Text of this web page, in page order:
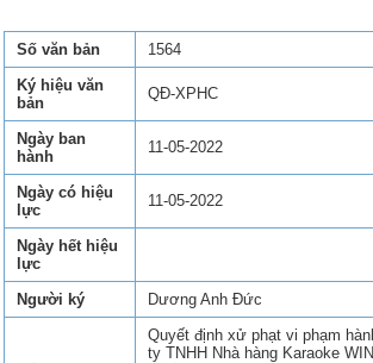
Số văn bản
1564
Ký hiệu văn
bản
QĐ-XPHC
Ngày ban
hành
11-05-2022
Ngày có hiệu
lực
11-05-2022
Ngày hết hiệu
lực
Người ký
Dương Anh Đức
Quyết định xử phạt vi phạm
ty TNHH Nhà hàng Karaoke